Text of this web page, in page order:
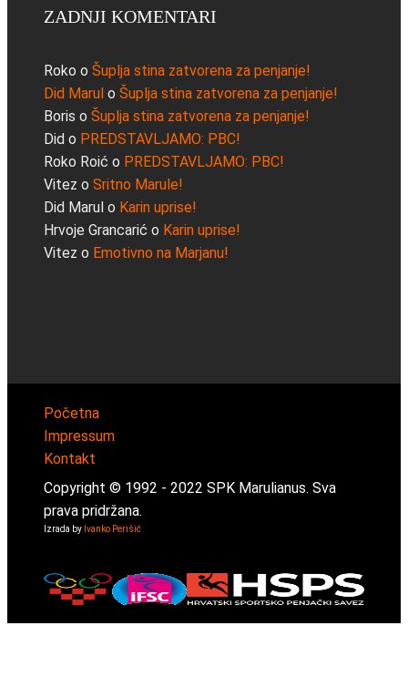
ZADNJI KOMENTARI
Roko o Šuplja stina zatvorena za penjanje!
Did Marul o Šuplja stina zatvorena za penjanje!
Boris o Šuplja stina zatvorena za penjanje!
Did o PREDSTAVLJAMO: PBC!
Roko Roić o PREDSTAVLJAMO: PBC!
Vitez o Sritno Marule!
Did Marul o Karin uprise!
Hrvoje Grancarić o Karin uprise!
Vitez o Emotivno na Marjanu!
Početna
Impressum
Kontakt
Copyright © 1992 - 2022 SPK Marulianus. Sva
prava pridržana.
Izrada by Ivanko Perišić